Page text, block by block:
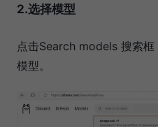
2.选择模型
点击Search models 搜索
模型。